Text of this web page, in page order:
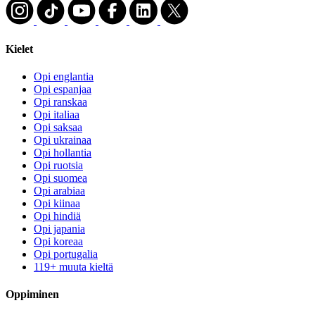
Kielet
Opi englantia
Opi espanjaa
Opi ranskaa
Opi italiaa
Opi saksaa
Opi ukrainaa
Opi hollantia
Opi ruotsia
Opi suomea
Opi arabiaa
Opi kiinaa
Opi hindiä
Opi japania
Opi koreaa
Opi portugalia
119+ muuta kieltä
Oppiminen